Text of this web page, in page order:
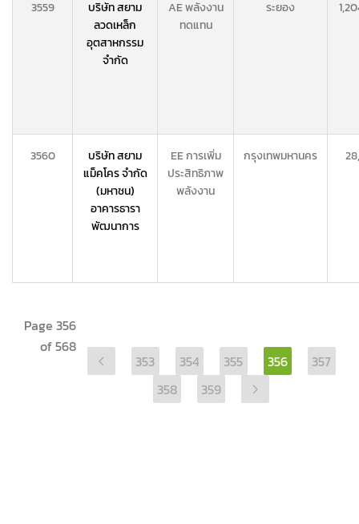
3559
บริษัท สยาม
ลวดเหล็ก
อุตสาหกรรม
จำกัด
AE พลังงาน
ทดแทน
ระยอง
3560
บริษัท สยาม
แม็คโคร จำกัด
(มหาชน)
อาคารธารา
พัฒนาการ
EE การเพิ่ม
ประสิทธิภาพ
พลังงาน
กรุงเทพมหานคร
Page 356
of 568
353 354 355 356
357
358
359